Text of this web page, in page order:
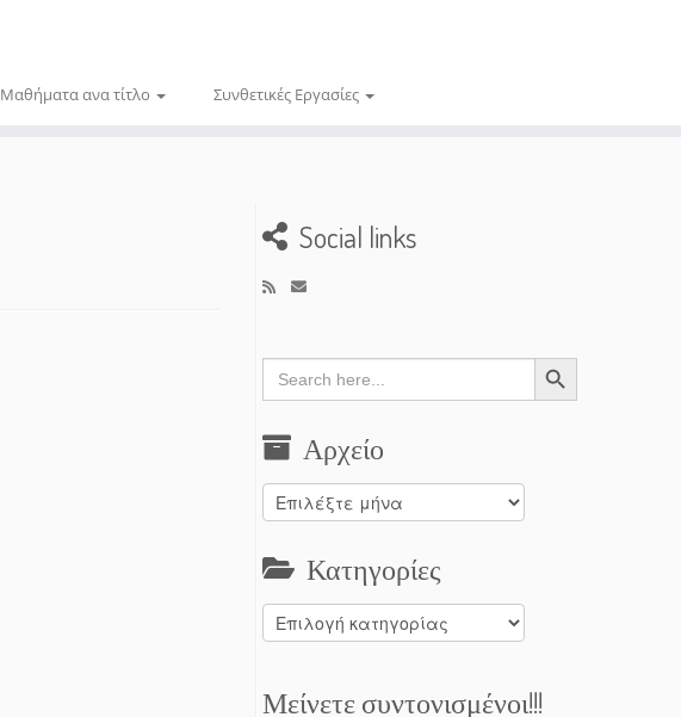
Μαθήματα ανα τίτλο Συνθετικές Εργασίες
Social links
Search
for:
Search Button
Αρχείο
Αρχείο
Κατηγορίες
Κατηγορίες
Μείνετε συντονισμένοι!!!